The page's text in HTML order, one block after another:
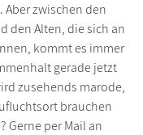
zwischen den
den Alten, die sich an
kommt es immer
gerade jetzt
zusehends marode,
brauchen
Gerne per Mail an